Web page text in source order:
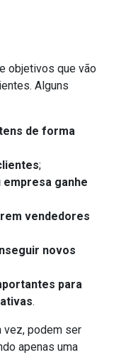
objetivos que vão
Alguns
de forma
;
empresa ganhe
vendedores
novos
para
.
vez, podem ser
apenas uma